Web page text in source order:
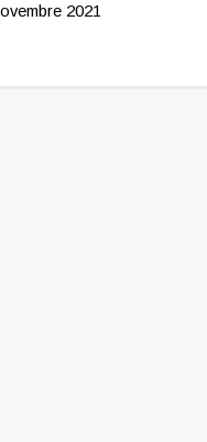
2021